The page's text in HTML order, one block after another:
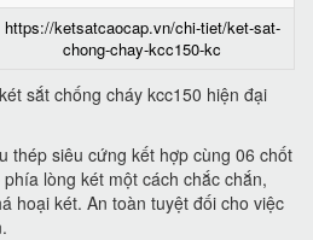
https://ketsatcaocap.vn/chi-tiet/ket-sat-
chong-chay-kcc150-kc
sắt chống cháy kcc150 hiện đại
thép siêu cứng kết hợp cùng 06 chốt
lòng két một cách chắc chắn,
hoại két. An toàn tuyệt đối cho việc